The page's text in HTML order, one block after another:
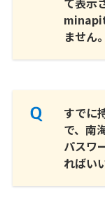
ません。
すでに
で、南
パスワ
ればい